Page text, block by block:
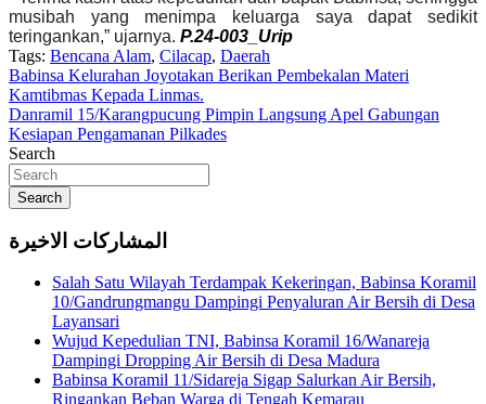
musibah yang menimpa keluarga saya dapat sedikit
teringankan,” ujarnya. P.24-003_Urip
Tags: Bencana Alam, Cilacap, Daerah
Navigasi
pos
Babinsa Kelurahan Joyotakan Berikan Pembekalan Materi
Kamtibmas Kepada Linmas.
Danramil 15/Karangpucung Pimpin Langsung Apel Gabungan
Kesiapan Pengamanan Pilkades
Search
Search
المشاركات الاخيرة
Salah Satu Wilayah Terdampak Kekeringan, Babinsa Koramil
10/Gandrungmangu Dampingi Penyaluran Air Bersih di Desa
Layansari
Wujud Kepedulian TNI, Babinsa Koramil 16/Wanareja
Dampingi Dropping Air Bersih di Desa Madura
Babinsa Koramil 11/Sidareja Sigap Salurkan Air Bersih,
Ringankan Beban Warga di Tengah Kemarau